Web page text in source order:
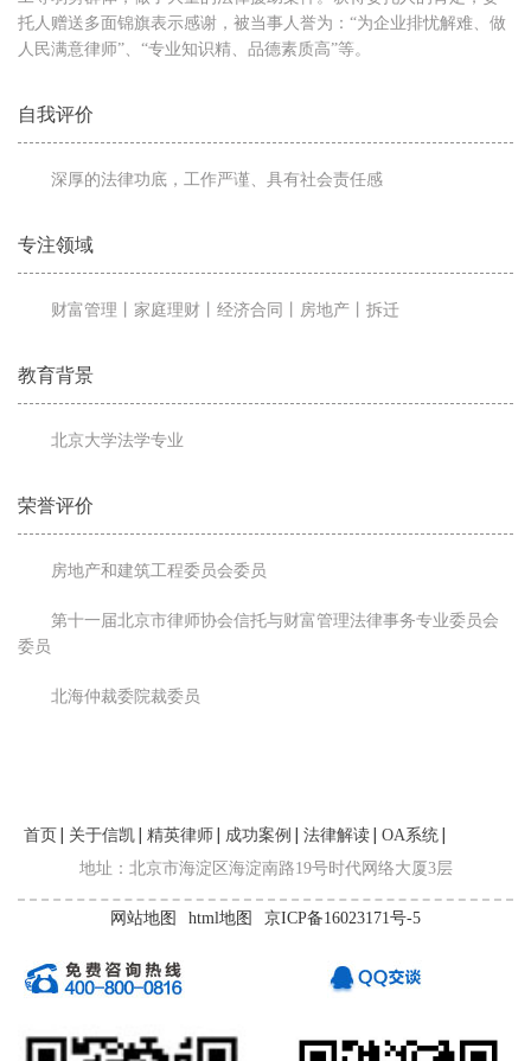
托人赠送多面锦旗表示感谢，被当事人誉为：“为企业排忧解难、做
人民满意律师”、“专业知识精、品德素质高”等。
自我评价
深厚的法律功底，工作严谨、具有社会责任感
专注领域
财富管理丨家庭理财丨经济合同丨房地产丨拆迁
教育背景
北京大学法学专业
荣誉评价
房地产和建筑工程委员会委员
第十一届北京市律师协会信托与财富管理法律事务专业委员会
委员
北海仲裁委院裁委员
首页 关于信凯 精英律师 成功案例 法律解读
OA系统
地址：北京市海淀区海淀南路19号时代网络大厦3层
网站地图 html地图 京ICP备16023171号-5